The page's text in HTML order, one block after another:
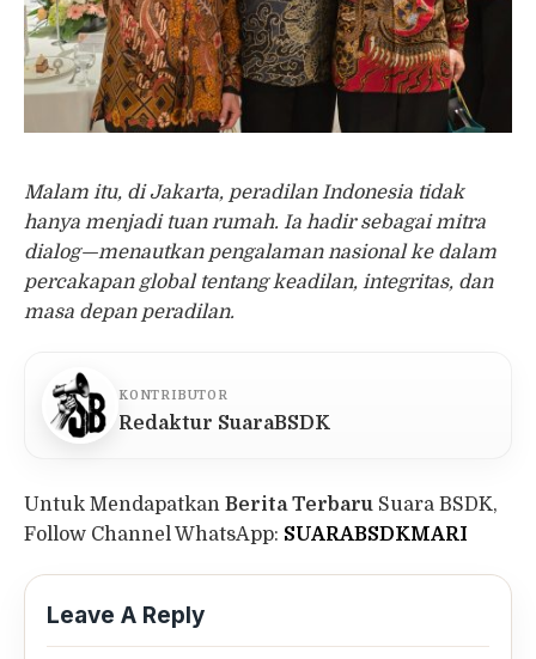
Malam itu, di Jakarta, peradilan Indonesia tidak
hanya menjadi tuan rumah. Ia hadir sebagai mitra
dialog—menautkan pengalaman nasional ke dalam
percakapan global tentang keadilan, integritas, dan
masa depan peradilan.
KONTRIBUTOR
Redaktur SuaraBSDK
Untuk Mendapatkan Berita Terbaru Suara BSDK,
Follow Channel WhatsApp: SUARABSDKMARI
Leave A Reply